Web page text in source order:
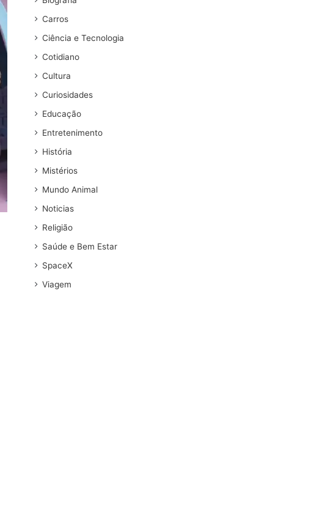
Carros
Ciência e Tecnologia
Cotidiano
Cultura
Curiosidades
Educação
Entretenimento
História
Mistérios
Mundo Animal
Noticias
Religião
Saúde e Bem Estar
SpaceX
Viagem